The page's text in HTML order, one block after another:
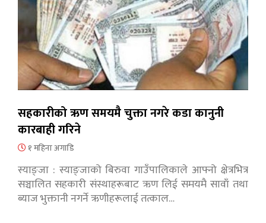
सहकारीको ऋण समयमै चुक्ता नगरे कडा कानुनी
कारबाही गरिने
१ महिना अगाडि
स्याङ्जा : स्याङ्जाको बिरुवा गाउँपालिकाले आफ्नो क्षेत्रभित्र
सञ्चालित सहकारी संस्थाहरूबाट ऋण लिई समयमै सावाँ तथा
ब्याज भुक्तानी नगर्ने ऋणीहरूलाई तत्काल…